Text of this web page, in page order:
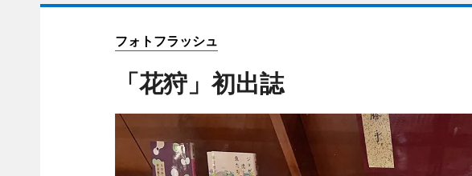
フォトフラッシュ
「花狩」初出誌